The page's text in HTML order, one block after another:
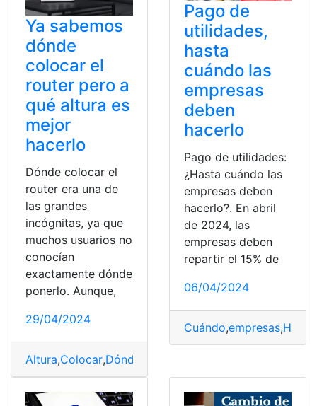
Ya sabemos
dónde
colocar el
router pero a
qué altura es
mejor
hacerlo
Dónde colocar el
router era una de
las grandes
incógnitas, ya que
muchos usuarios no
conocían
exactamente dónde
ponerlo. Aunque,
29/04/2024
Altura,Colocar,Dónde
Pago de
utilidades,
hasta
cuándo las
empresas
deben
hacerlo
Pago de utilidades:
¿Hasta cuándo las
empresas deben
hacerlo?. En abril
de 2024, las
empresas deben
repartir el 15% de
06/04/2024
Cuándo,empresas,